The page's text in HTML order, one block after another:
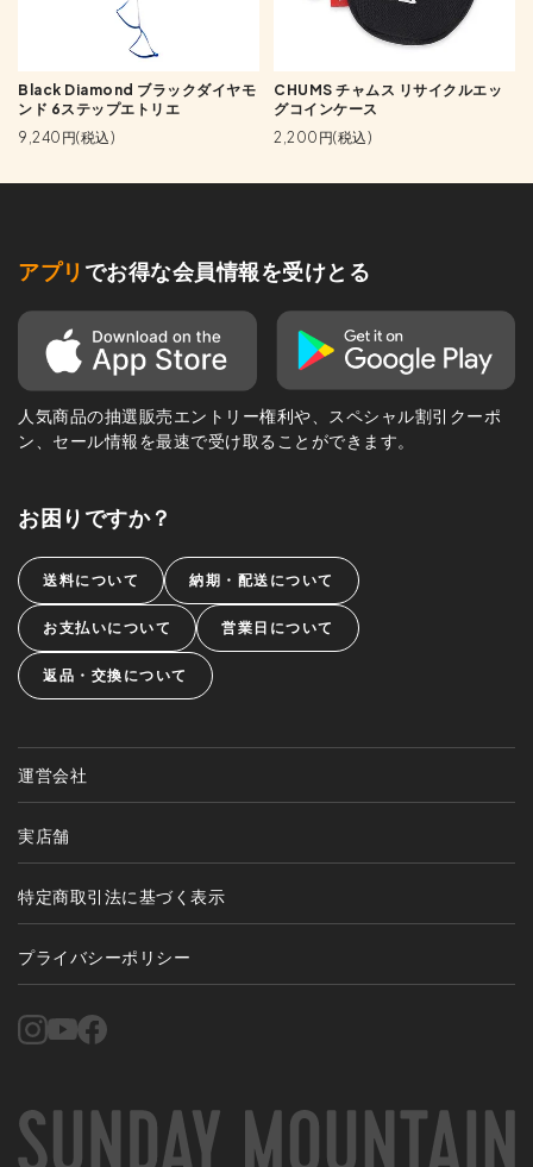
Black Diamond ブラックダイヤモ
ンド 6ステップエトリエ
9,240円(税込)
CHUMS チャムス リサイクルエッ
グコインケース
2,200円(税込)
アプリ でお得な会員情報を受けとる
人気商品の抽選販売エントリー権利や、スペシャル割引クーポ
ン、セール情報を最速で受け取ることができます。
お困りですか？
送料について 納期・配送について
お支払いについて 営業日について
返品・交換について
運営会社
実店舗
特定商取引法に基づく表示
プライバシーポリシー